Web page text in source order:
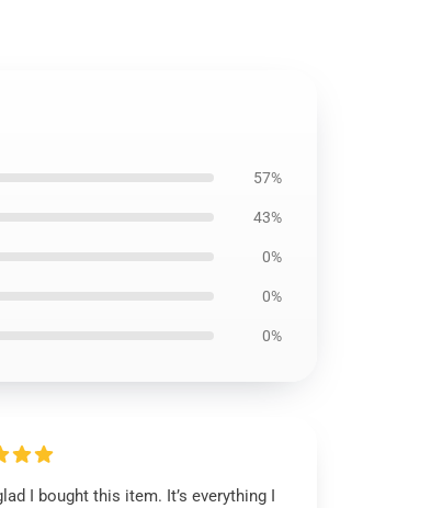
57%
43%
0%
0%
0%
I bought this item. It’s everything I